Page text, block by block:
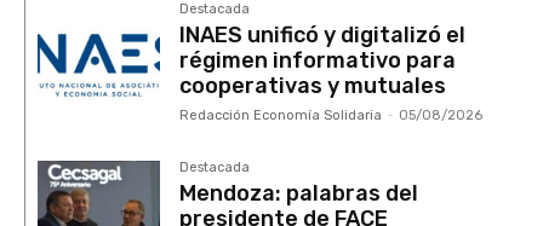
Destacada
INAES unificó y digitalizó el
régimen informativo para
cooperativas y mutuales
Redacción Economía Solidaria - 05/08/2026
Destacada
Mendoza: palabras del
presidente de FACE